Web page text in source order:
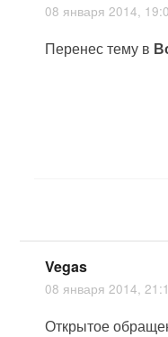
08 января 2014,
Перенес тему в
Vegas
08 января 2014,
Открытое